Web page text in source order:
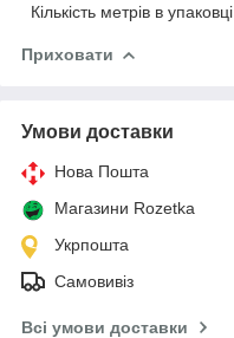
Кількість метрів в упаковці
Приховати
Умови доставки
Нова Пошта
Магазини Rozetka
Укрпошта
Самовивіз
Всі умови доставки